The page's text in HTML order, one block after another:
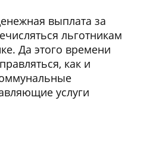
выплата за
льготникам
Да этого времени
как и
услуги